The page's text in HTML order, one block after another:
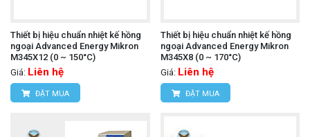
Thiết bị hiệu chuẩn nhiệt kế hồng
ngoại Advanced Energy Mikron
M345X12 (0 ~ 150°C)
Giá: Liên hệ
ĐẶT MUA
Thiết bị hiệu chuẩn nhiệt kế hồng
ngoại Advanced Energy Mikron
M345X8 (0 ~ 170°C)
Giá: Liên hệ
ĐẶT MUA